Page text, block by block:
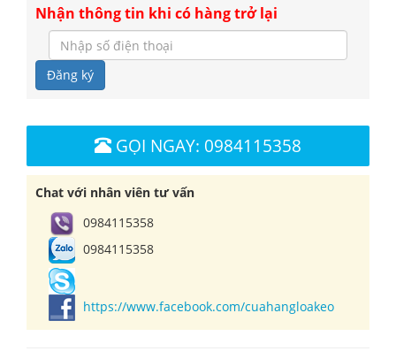
Nhận thông tin khi có hàng trở lại
Đăng ký
GỌI NGAY: 0984115358
Chat với nhân viên tư vấn
0984115358
0984115358
https://www.facebook.com/cuahangloakeo